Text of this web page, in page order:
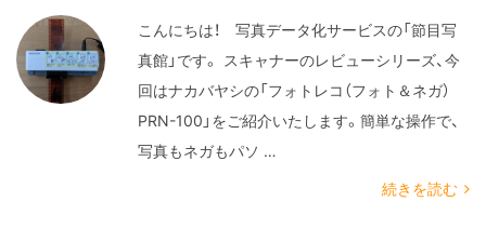
こんにちは！ 写真データ化サービスの「節目写
真館」です。 スキャナーのレビューシリーズ、今
回はナカバヤシの「フォトレコ（フォト＆ネガ）
PRN-100」をご紹介いたします。簡単な操作で、
写真もネガもパソ …
続きを読む